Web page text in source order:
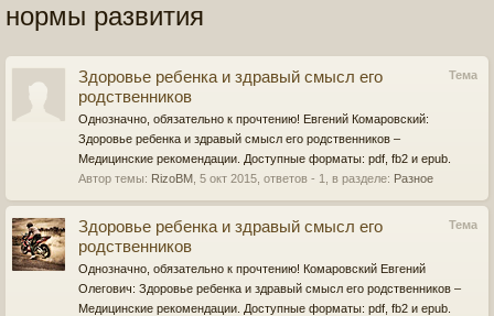
нормы развития
Тема
Здоровье ребенка и здравый смысл его
родственников
Однозначно, обязательно к прочтению! Евгений Комаровский:
Здоровье ребенка и здравый смысл его родственников –
Медицинские рекомендации. Доступные форматы: pdf, fb2 и epub.
Автор темы: RizoBM 5 окт 2015 , ответов - 1, в разделе: Разное
Тема
Здоровье ребенка и здравый смысл его
родственников
Однозначно, обязательно к прочтению! Комаровский Евгений
Олегович: Здоровье ребенка и здравый смысл его родственников –
Медицинские рекомендации. Доступные форматы: pdf, fb2 и epub.